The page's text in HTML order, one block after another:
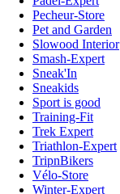
Pecheur-Store
Pet and Garden
Slowood Interior
Smash-Expert
Sneak'In
Sneakids
Sport is good
Training-Fit
Trek Expert
Triathlon-Expert
TripnBikers
Vélo-Store
Winter-Expert